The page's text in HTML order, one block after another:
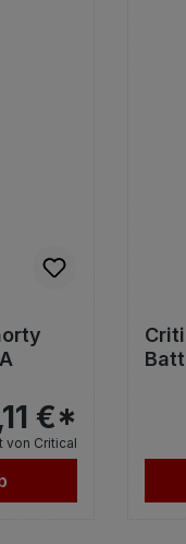
€*
von Critical